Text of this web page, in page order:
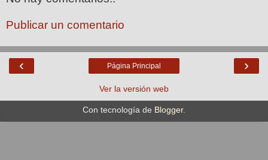
Publicar un comentario
‹ ›
Página Principal
Ver la versión web
Con tecnología de Blogger.